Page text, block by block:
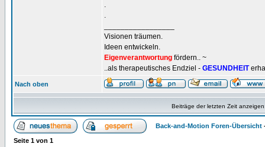
.
.
Visionen träumen.
Ideen entwickeln.
Eigenverantwortung fördern.. ~
..als therapeutisches Endziel - GESUNDHEIT
Nach oben
Beiträge der letzten Zeit
Back-and-Motion Foren-Übersicht
Seite 1 von 1